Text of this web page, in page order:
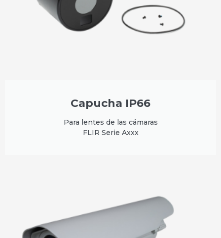
Capucha IP66
Para lentes de las cámaras
FLIR Serie Axxx